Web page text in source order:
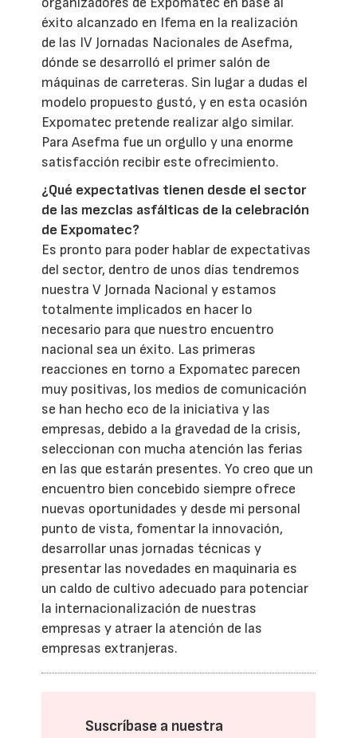
éxito alcanzado en Ifema en la realización
de las IV Jornadas Nacionales de Asefma,
dónde se desarrolló el primer salón de
máquinas de carreteras. Sin lugar a dudas el
modelo propuesto gustó, y en esta ocasión
Expomatec pretende realizar algo similar.
Para Asefma fue un orgullo y una enorme
satisfacción recibir este ofrecimiento.
¿Qué expectativas tienen desde el sector
de las mezclas asfálticas de la celebración
de Expomatec?
Es pronto para poder hablar de expectativas
del sector, dentro de unos días tendremos
nuestra V Jornada Nacional y estamos
totalmente implicados en hacer lo
necesario para que nuestro encuentro
nacional sea un éxito. Las primeras
reacciones en torno a Expomatec parecen
muy positivas, los medios de comunicación
se han hecho eco de la iniciativa y las
empresas, debido a la gravedad de la crisis,
seleccionan con mucha atención las ferias
en las que estarán presentes. Yo creo que un
encuentro bien concebido siempre ofrece
nuevas oportunidades y desde mi personal
punto de vista, fomentar la innovación,
desarrollar unas jornadas técnicas y
presentar las novedades en maquinaria es
un caldo de cultivo adecuado para potenciar
la internacionalización de nuestras
empresas y atraer la atención de las
empresas extranjeras.
Suscríbase a nuestra